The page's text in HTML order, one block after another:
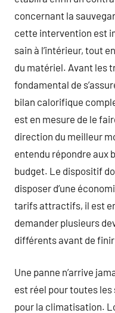
concernant la
cette intervention est
sain à l’intérieur, tout
du matériel. Avant les
fondamental de
bilan calorifique
est en mesure de le
direction du meilleur
entendu répondre aux
budget. Le dispositif
disposer d’une
tarifs attractifs, il est
demander plusieurs
différents avant de
Une panne n’arrive
est réel pour toutes
pour la climatisation.